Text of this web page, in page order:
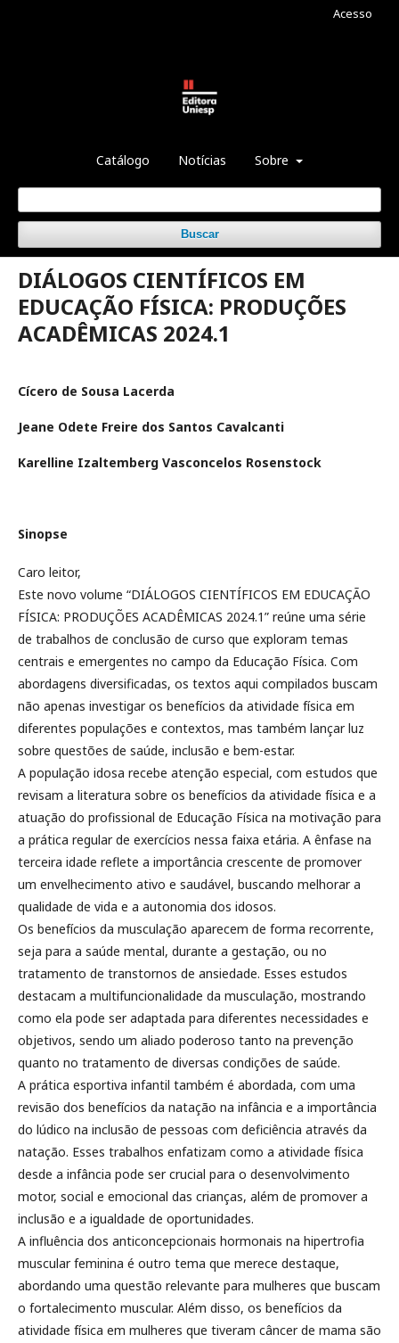
Catálogo Notícias Sobre
Buscar
Acesso
DIÁLOGOS CIENTÍFICOS EM
EDUCAÇÃO FÍSICA: PRODUÇÕES
ACADÊMICAS 2024.1
Cícero de Sousa Lacerda
Jeane Odete Freire dos Santos Cavalcanti
Karelline Izaltemberg Vasconcelos Rosenstock
Sinopse
Caro leitor,
Este novo volume “DIÁLOGOS CIENTÍFICOS EM EDUCAÇÃO
FÍSICA: PRODUÇÕES ACADÊMICAS 2024.1” reúne uma série
de trabalhos de conclusão de curso que exploram temas
centrais e emergentes no campo da Educação Física. Com
abordagens diversificadas, os textos aqui compilados buscam
não apenas investigar os benefícios da atividade física em
diferentes populações e contextos, mas também lançar luz
sobre questões de saúde, inclusão e bem-estar.
A população idosa recebe atenção especial, com estudos que
revisam a literatura sobre os benefícios da atividade física e a
atuação do profissional de Educação Física na motivação para
a prática regular de exercícios nessa faixa etária. A ênfase na
terceira idade reflete a importância crescente de promover
um envelhecimento ativo e saudável, buscando melhorar a
qualidade de vida e a autonomia dos idosos.
Os benefícios da musculação aparecem de forma recorrente,
seja para a saúde mental, durante a gestação, ou no
tratamento de transtornos de ansiedade. Esses estudos
destacam a multifuncionalidade da musculação, mostrando
como ela pode ser adaptada para diferentes necessidades e
objetivos, sendo um aliado poderoso tanto na prevenção
quanto no tratamento de diversas condições de saúde.
A prática esportiva infantil também é abordada, com uma
revisão dos benefícios da natação na infância e a importância
do lúdico na inclusão de pessoas com deficiência através da
natação. Esses trabalhos enfatizam como a atividade física
desde a infância pode ser crucial para o desenvolvimento
motor, social e emocional das crianças, além de promover a
inclusão e a igualdade de oportunidades.
A influência dos anticoncepcionais hormonais na hipertrofia
muscular feminina é outro tema que merece destaque,
abordando uma questão relevante para mulheres que buscam
o fortalecimento muscular. Além disso, os benefícios da
atividade física em mulheres que tiveram câncer de mama são